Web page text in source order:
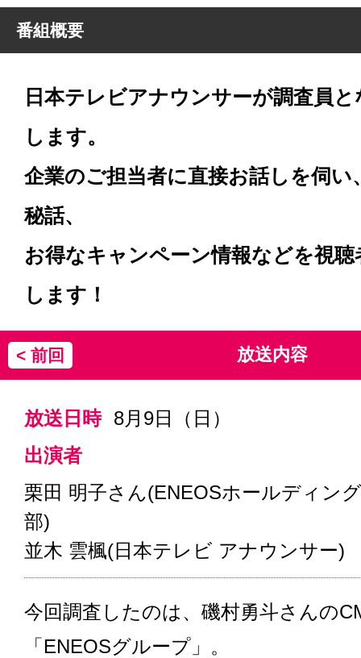
番組概要
日本テレビアナウンサーが調査員
します。
企業のご担当者に直接お話しを伺い
秘話、
お得なキャンペーン情報などを視
します！
< 前回 放送内容
放送日時 8月9日（日）
出演者
栗田 明子さん(ENEOSホールディン
部)
並木 雲楓(日本テレビ アナウンサー)
今回調査したのは、磯村勇斗さんの
「ENEOSグループ」。